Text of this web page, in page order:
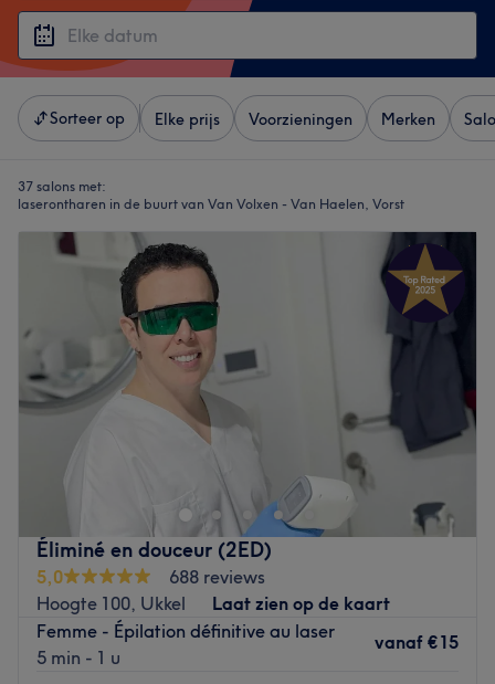
Sorteer op Elke prijs Voorzieningen Merken
37 salons met:
laserontharen in de buurt van Van Volxen - Van Haelen, Vorst
Éliminé en douceur (2ED)
5,0
688 reviews
Hoogte 100, Ukkel
Laat zien op de kaart
Femme - Épilation définitive au laser
5 min - 1 u
vanaf €15